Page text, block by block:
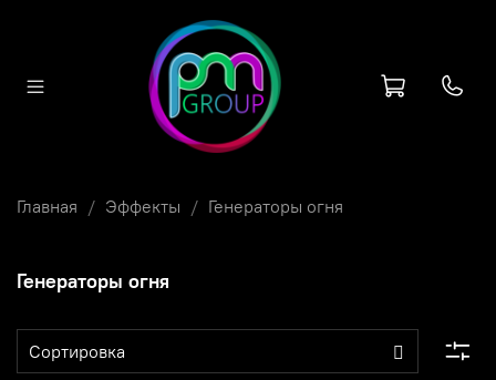
Главная Эффекты Генераторы огня
Генераторы огня